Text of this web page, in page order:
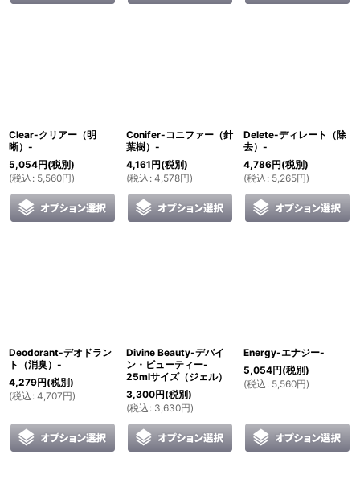
Clear-クリアー（明
晰）-
5,054円(税別)
(税込 : 5,560円)
Conifer-コニファー（針
葉樹）-
4,161円(税別)
(税込 : 4,578円)
Delete-ディレート（除
去）-
4,786円(税別)
(税込 : 5,265円)
Deodorant-デオドラン
ト（消臭）-
4,279円(税別)
(税込 : 4,707円)
Divine Beauty-デバイ
ン・ビューティー-
25mlサイズ（ジェル）
3,300円(税別)
(税込 : 3,630円)
Energy-エナジー-
5,054円(税別)
(税込 : 5,560円)